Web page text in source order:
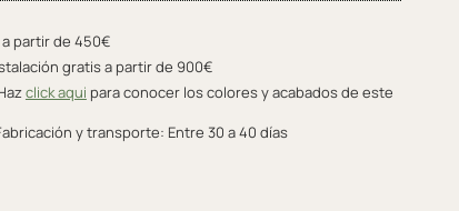
partir de 450€
gratis a partir de 900€
click aqui para conocer los colores y acabados de este
y transporte: Entre 30 a 40 días